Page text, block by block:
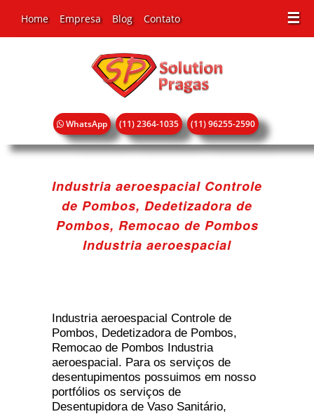
☰
Home Empresa Blog Contato
WhatsApp (11) 2364-1035 (11) 96255-2590
Industria aeroespacial Controle
de Pombos, Dedetizadora de
Pombos, Remocao de Pombos
Industria aeroespacial
Industria aeroespacial Controle de
Pombos, Dedetizadora de Pombos,
Remocao de Pombos Industria
aeroespacial. Para os serviços de
desentupimentos possuimos em nosso
portfólios os serviços de
Desentupidora de Vaso Sanitário,